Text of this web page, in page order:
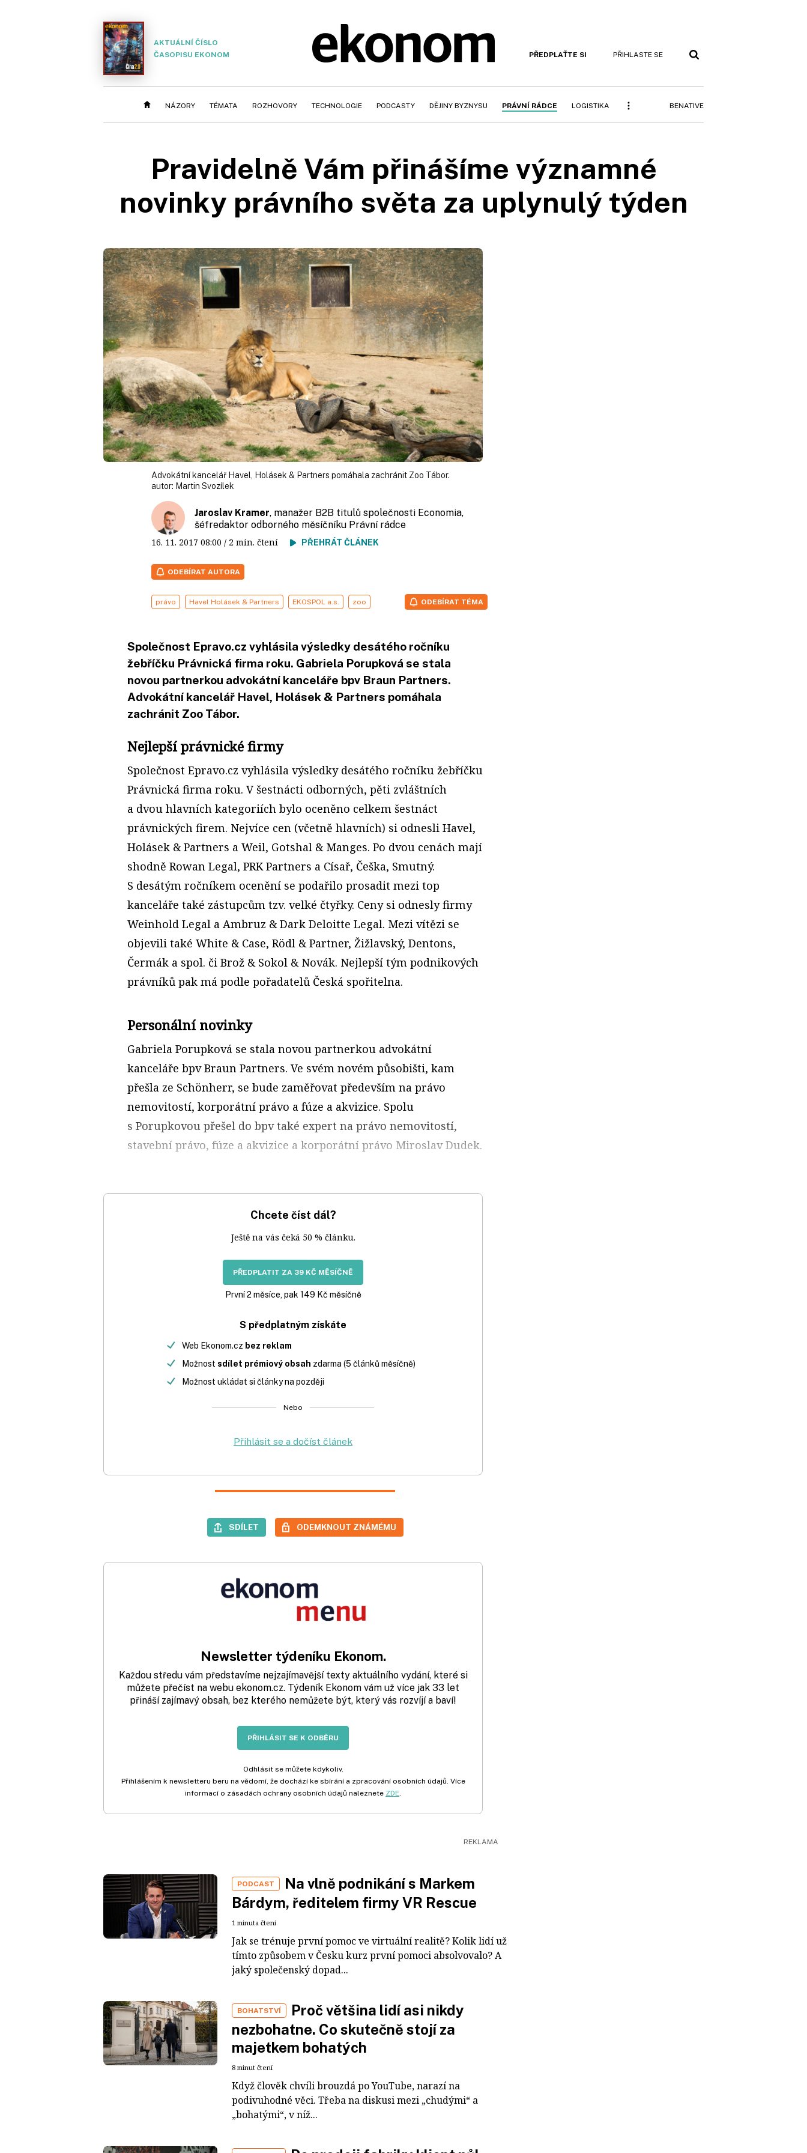
AKTUÁLNÍ ČÍSLO
ČASOPISU EKONOM
PŘEDPLAŤTE SI PŘIHLASTE SE
NÁZORY TÉMATA ROZHOVORY TECHNOLOGIE PODCASTY DĚJINY BYZNYSU PRÁVNÍ RÁDCE LOGISTIKA BENATIVE
Pravidelně Vám přinášíme významné
novinky právního světa za uplynulý týden
Advokátní kancelář Havel, Holásek & Partners pomáhala zachránit Zoo Tábor.
autor: Martin Svozílek
Jaroslav Kramer, manažer B2B titulů společnosti Economia,
šéfredaktor odborného měsíčníku Právní rádce
16. 11. 2017 08:00 / 2 min. čtení PŘEHRÁT ČLÁNEK
ODEBÍRAT AUTORA
právo Havel Holásek & Partners EKOSPOL a.s. zoo ODEBÍRAT TÉMA
Společnost Epravo.cz vyhlásila výsledky desátého ročníku
žebříčku Právnická firma roku. Gabriela Porupková se stala
novou partnerkou advokátní kanceláře bpv Braun Partners.
Advokátní kancelář Havel, Holásek & Partners pomáhala
zachránit Zoo Tábor.
Nejlepší právnické firmy
Společnost Epravo.cz vyhlásila výsledky desátého ročníku žebříčku
Právnická firma roku. V šestnácti odborných, pěti zvláštních
a dvou hlavních kategoriích bylo oceněno celkem šestnáct
právnických firem. Nejvíce cen (včetně hlavních) si odnesli Havel,
Holásek & Partners a Weil, Gotshal & Manges. Po dvou cenách mají
shodně Rowan Legal, PRK Partners a Císař, Češka, Smutný.
S desátým ročníkem ocenění se podařilo prosadit mezi top
kanceláře také zástupcům tzv. velké čtyřky. Ceny si odnesly firmy
Weinhold Legal a Ambruz & Dark De­loitte Legal. Mezi vítězi se
objevili také White & Case, Rödl & Partner, Žižlavský, Dentons,
Čermák a spol. či Brož & Sokol & Novák. Nejlepší tým podnikových
právníků pak má podle pořadatelů Česká spořitelna.
Personální novinky
Gabriela Porupková se stala novou partnerkou advokátní
kanceláře bpv Braun Partners. Ve svém novém působišti, kam
přešla ze Schönherr, se bude zaměřovat především na právo
nemovitostí, korporátní právo a fúze a akvizice. Spolu
s Porupkovou přešel do bpv také expert na právo nemovitostí,
stavební právo, fúze a akvizice a korporátní právo Miroslav Dudek.
Chcete číst dál?
Ještě na vás čeká 50 % článku.
PŘEDPLATIT ZA 39 KČ MĚSÍČNĚ
První 2 měsíce, pak 149 Kč měsíčně
S předplatným získáte
Web Ekonom.cz bez reklam
Možnost sdílet prémiový obsah zdarma (5 článků měsíčně)
Možnost ukládat si články na později
Nebo
Přihlásit se a dočíst článek
SDÍLET ODEMKNOUT ZNÁMÉMU
Newsletter týdeníku Ekonom.
Každou středu vám představíme nejzajímavější texty aktuálního vydání, které si
můžete přečíst na webu ekonom.cz. Týdeník Ekonom vám už více jak 33 let
přináší zajímavý obsah, bez kterého nemůžete být, který vás rozvíjí a baví!
PŘIHLÁSIT SE K ODBĚRU
Odhlásit se můžete kdykoliv.
Přihlášením k newsletteru beru na vědomí, že dochází ke sbírání a zpracování osobních údajů. Více
informací o zásadách ochrany osobních údajů naleznete ZDE
PODCAST
Na vlně podnikání s Markem
Bárdym, ředitelem firmy VR Rescue
1 minuta čtení
Jak se trénuje první pomoc ve virtuální realitě? Kolik lidí už
tímto způsobem v Česku kurz první pomoci absolvovalo? A
jaký společenský dopad...
BOHATSTVÍ
Proč většina lidí asi nikdy
nezbohatne. Co skutečně stojí za
majetkem bohatých
8 minut čtení
Když člověk chvíli brouzdá po YouTube, narazí na
podivuhodné věci. Třeba na diskusi mezi „chudými“ a
„bohatými“, v níž...